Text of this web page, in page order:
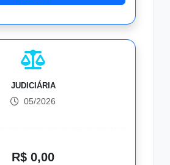
JUDICIÁRIA
05/2026
R$ 0,00